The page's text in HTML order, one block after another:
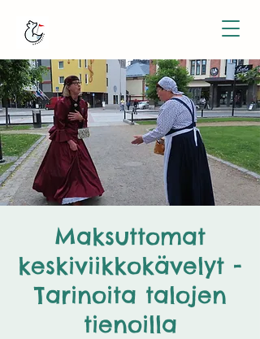
Maksuttomat
keskiviikkokävelyt -
Tarinoita talojen
tienoilla